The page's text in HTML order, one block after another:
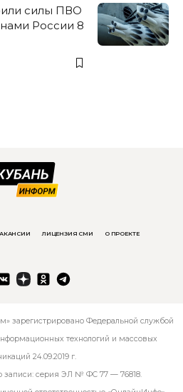
силы ПВО
России 8
ЛИЦЕНЗИЯ СМИ О ПРОЕКТЕ
зарегистрировано Федеральной службой
технологий и массовых
24.09.2019 г.
записи: серия ЭЛ № ФС 77 — 76818.